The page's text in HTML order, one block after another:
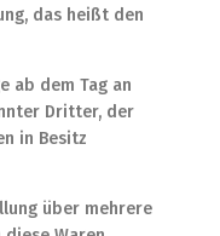
das heißt den
ab dem Tag an
Dritter, der
in Besitz
über mehrere